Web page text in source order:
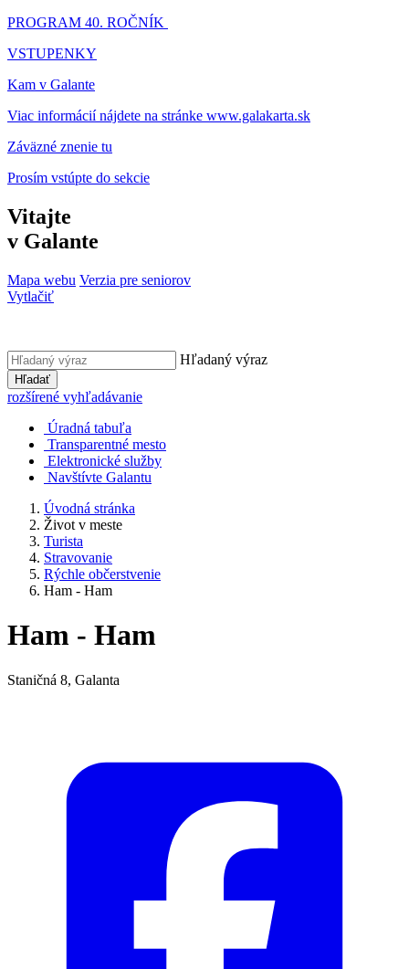
PROGRAM 40. ROČNÍK
VSTUPENKY
Kam v Galante
Viac informácií nájdete na stránke www.galakarta.sk
Záväzné znenie tu
Prosím vstúpte do sekcie
Vitajte
v Galante
Mapa webu Verzia pre seniorov
Vytlačiť
Hľadaný výraz
Hľadať
rozšírené vyhľadávanie
Úradná tabuľa
Transparentné mesto
Elektronické služby
Navštívte Galantu
Úvodná stránka
Život v meste
Turista
Stravovanie
Rýchle občerstvenie
Ham - Ham
Ham - Ham
Staničná 8, Galanta